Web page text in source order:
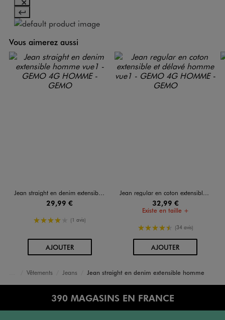
Vous aimerez aussi
Jean straight en denim extensible homme
29,99 €
4/5 de moyenne
(1 avis)
AJOUTERAU PANIER
Jean regular en coton extensible et délavé homme
32,99 €
Existe en taille +
4.5/5 de moyenne
(34 avis)
AJOUTERAU PANIER
Vêtements Jeans Jean straight en denim extensible homme
390 MAGASINS EN FRANCE